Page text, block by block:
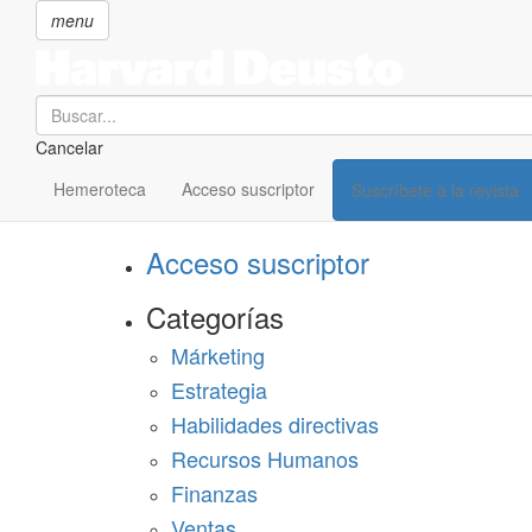
menu
Search
Cancelar
Hemeroteca Acceso suscriptor Suscríbete a la revista
SECCIONES
Suscríbete a Harvard Deusto
Acceso suscriptor
Categorías
Márketing
Estrategia
Habilidades directivas
Recursos Humanos
Finanzas